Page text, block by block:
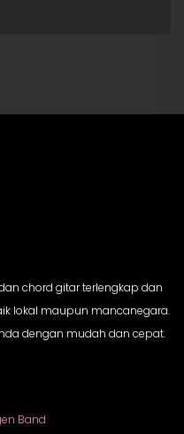
chord gitar terlengkap dan
lokal maupun mancanegara.
dengan mudah dan cepat.
Band